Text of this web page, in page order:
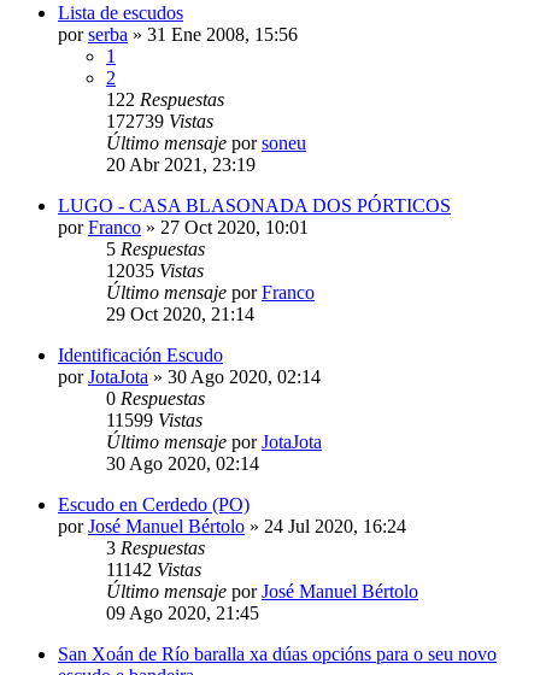
Lista de escudos
porserba » 31 Ene 2008, 15:56
1
2
122 Respuestas
172739 Vistas
Último mensaje porsoneu
20 Abr 2021, 23:19
LUGO - CASA BLASONADA DOS PÓRTICOS
porFranco » 27 Oct 2020, 10:01
5 Respuestas
12035 Vistas
Último mensaje porFranco
29 Oct 2020, 21:14
Identificación Escudo
porJotaJota » 30 Ago 2020, 02:14
0 Respuestas
11599 Vistas
Último mensaje porJotaJota
30 Ago 2020, 02:14
Escudo en Cerdedo (PO)
porJosé Manuel Bértolo » 24 Jul 2020, 16:24
3 Respuestas
11142 Vistas
Último mensaje porJosé Manuel Bértolo
09 Ago 2020, 21:45
San Xoán de Río baralla xa dúas opcións para o seu novo